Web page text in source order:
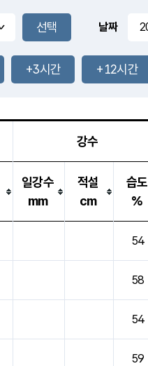
-mm
-mm
32.7℃
1.1m/s
-mm
날짜
+3시간 +12시간
강수
일강수
mm
적설
cm
습도
%
54
58
54
59